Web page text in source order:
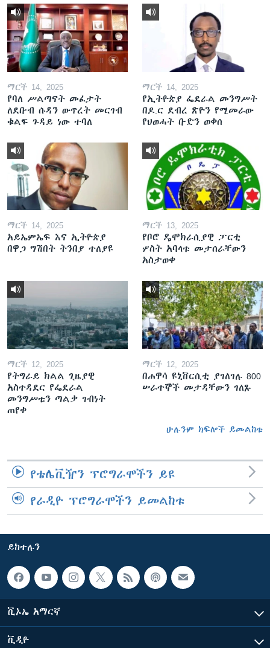
ማርች 14, 2025
የባለ ሥልጣናት መፈታት
ለደቡብ ሱዳን ውጥረት መርገብ
ቁልፍ ጉዳይ ነው ተባለ
ማርች 14, 2025
የኢትዮጵያ ፌደራል መንግሥት
በዶ.ር ደብረ ጽዮን የሚመራው
የህወሓት ቡድን ወቀሰ
ማርች 14, 2025
አይኤምኤፍ እና ኢትዮጵያ
በዋጋ ግሽበት ትንበያ ተለያዩ
ማርች 13, 2025
የቦሮ ዴሞክራሲያዊ ፓርቲ
ሦስት አባላቱ መታሰራቸውን
አስታወቀ
ማርች 12, 2025
የትግራይ ክልል ጊዜያዊ
አስተዳደር የፌደራል
መንግሥቱን ጣልቃ ገብነት
ጠየቀ
ማርች 12, 2025
በሐዋሳ ዩኒቨርሲቲ ያገለገሉ 800
ሠራተኞች መታዳቸውን ገለጹ
ሁሉንም ክፍሎች ይመልከቱ
የቴሌቪዥን ፕሮግራሞችን ይዩ
የራዲዮ ፕሮግራሞችን ይመልከቱ
ይከተሉን
ቪኦኤ አማርኛ
ቪዲዮ